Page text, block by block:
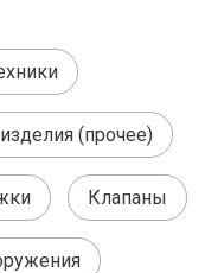
(прочее)
Клапаны